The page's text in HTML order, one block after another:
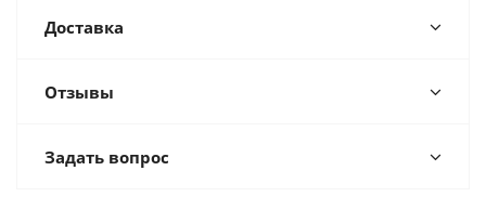
Доставка
Отзывы
Задать вопрос